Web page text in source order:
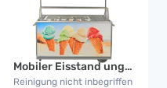
Mobiler Eisstand ungebrandet
Reinigung nicht inbegriffen